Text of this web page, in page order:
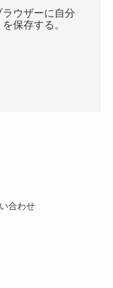
ウザーに自分
保存する。
合わせ